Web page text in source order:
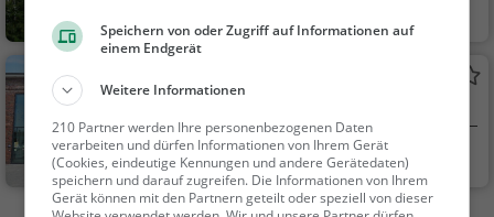
Sehenswürdigkeit
Cuxhaven
Kunst & Museen
Speichern von oder Zugriff auf Informationen auf
einem Endgerät
Weitere Informationen
210 Partner werden Ihre personenbezogenen Daten
verarbeiten und dürfen Informationen von Ihrem Gerät
(Cookies, eindeutige Kennungen und andere Gerätedaten)
speichern und darauf zugreifen. Die Informationen von Ihrem
Gerät können mit den Partnern geteilt oder speziell von dieser